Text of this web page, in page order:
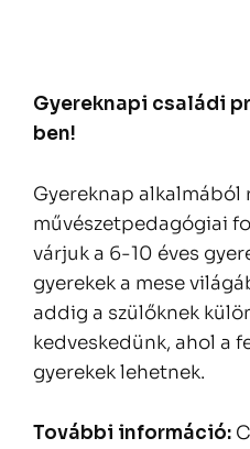
Gyereknapi családi
ben!
Gyereknap alkalmából
művészetpedagógiai
várjuk a 6-10 éves
gyerekek a mese
addig a szülőknek
kedveskedünk, ahol a
gyerekek lehetnek.
További információ: